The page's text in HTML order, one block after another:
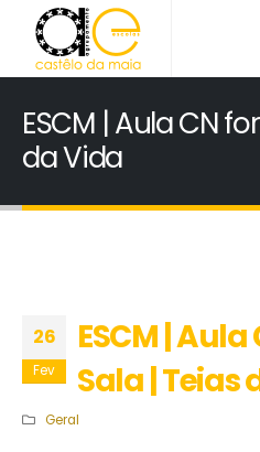
ESCM | Aula CN
da Vida
26
Fev
ESCM |
Sala | Teias
Geral